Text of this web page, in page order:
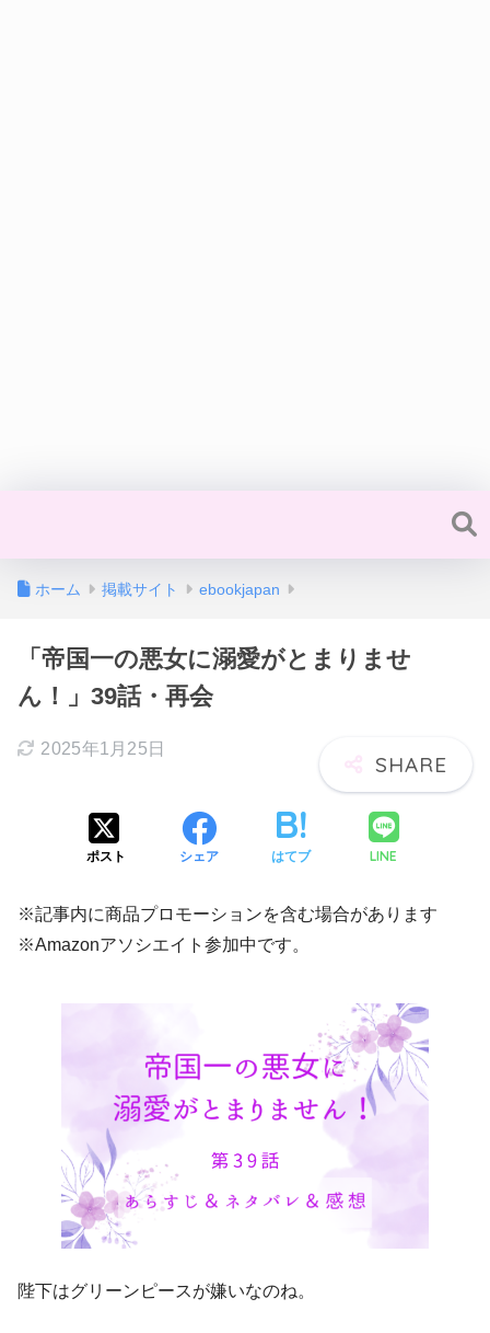
ホーム 掲載サイト ebookjapan
「帝国一の悪女に溺愛がとまりませ
ん！」39話・再会
2025年1月25日
ポスト シェア はてブ LINE
※記事内に商品プロモーションを含む場合があります
※Amazonアソシエイト参加中です。
陛下はグリーンピースが嫌いなのね。